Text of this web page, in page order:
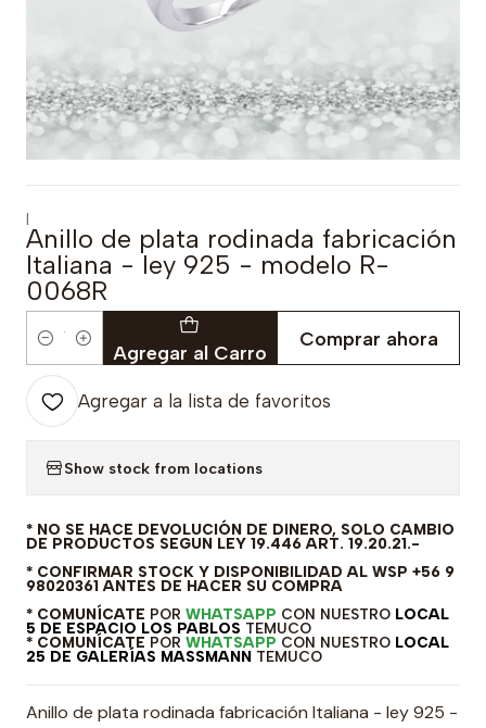
|
Anillo de plata rodinada fabricación
Italiana - ley 925 - modelo R-
0068R
Cantidad Agregar al Carro
Comprar ahora
Agregar a la lista de favoritos
Show stock from locations
* NO SE HACE DEVOLUCIÓN DE DINERO, SOLO CAMBIO
DE PRODUCTOS SEGUN LEY 19.446 ART. 19.20.21.-
* CONFIRMAR STOCK Y DISPONIBILIDAD AL WSP +56 9
98020361 ANTES DE HACER SU COMPRA
* COMUNÍCATE POR WHATSAPP CON NUESTRO LOCAL
5 DE ESPACIO LOS PABLOS TEMUCO
* COMUNÍCATE POR WHATSAPP CON NUESTRO LOCAL
25 DE GALERÍAS MASSMANN TEMUCO
Anillo de plata rodinada fabricación Italiana - ley 925 -